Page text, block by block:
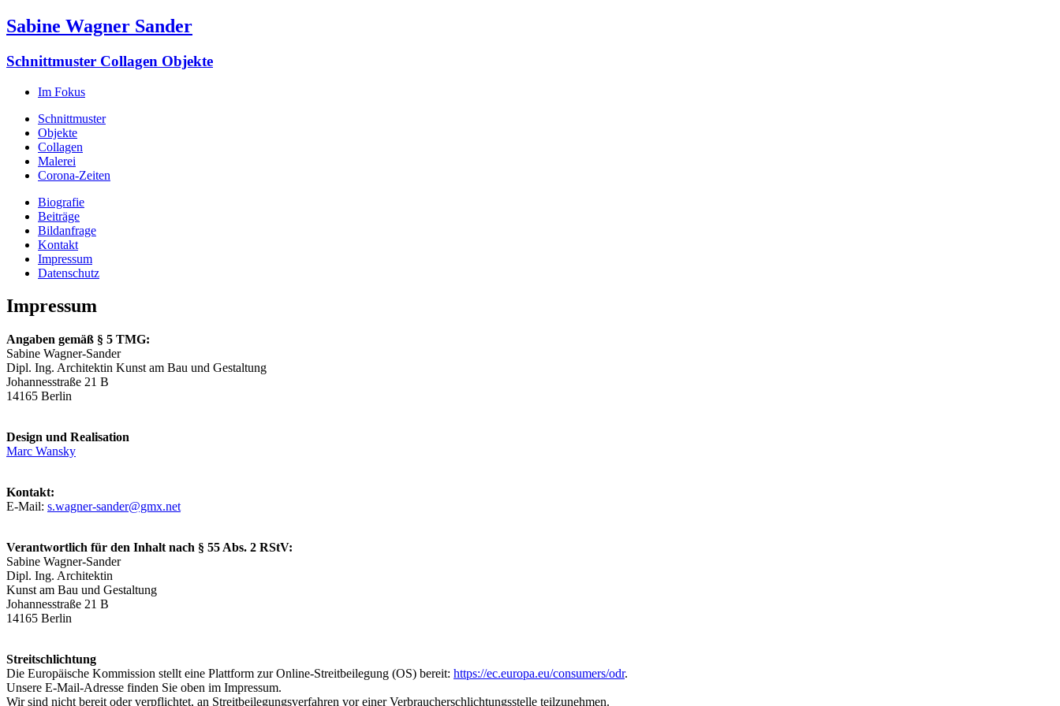
Sabine Wagner Sander
Schnittmuster Collagen Objekte
Im Fokus
Schnittmuster
Objekte
Collagen
Malerei
Corona-Zeiten
Biografie
Beiträge
Bildanfrage
Kontakt
Impressum
Datenschutz
Impressum
Angaben gemäß § 5 TMG:
Sabine Wagner-Sander
Dipl. Ing. Architektin Kunst am Bau und Gestaltung
Johannesstraße 21 B
14165 Berlin
Design und Realisation
Marc Wansky
Kontakt:
E-Mail: s.wagner-sander@gmx.net
Verantwortlich für den Inhalt nach § 55 Abs. 2 RStV:
Sabine Wagner-Sander
Dipl. Ing. Architektin
Kunst am Bau und Gestaltung
Johannesstraße 21 B
14165 Berlin
Streitschlichtung
Die Europäische Kommission stellt eine Plattform zur Online-Streitbeilegung (OS) bereit: https://ec.europa.eu/consumers/odr.
Unsere E-Mail-Adresse finden Sie oben im Impressum.
Wir sind nicht bereit oder verpflichtet, an Streitbeilegungsverfahren vor einer Verbraucherschlichtungsstelle teilzunehmen.